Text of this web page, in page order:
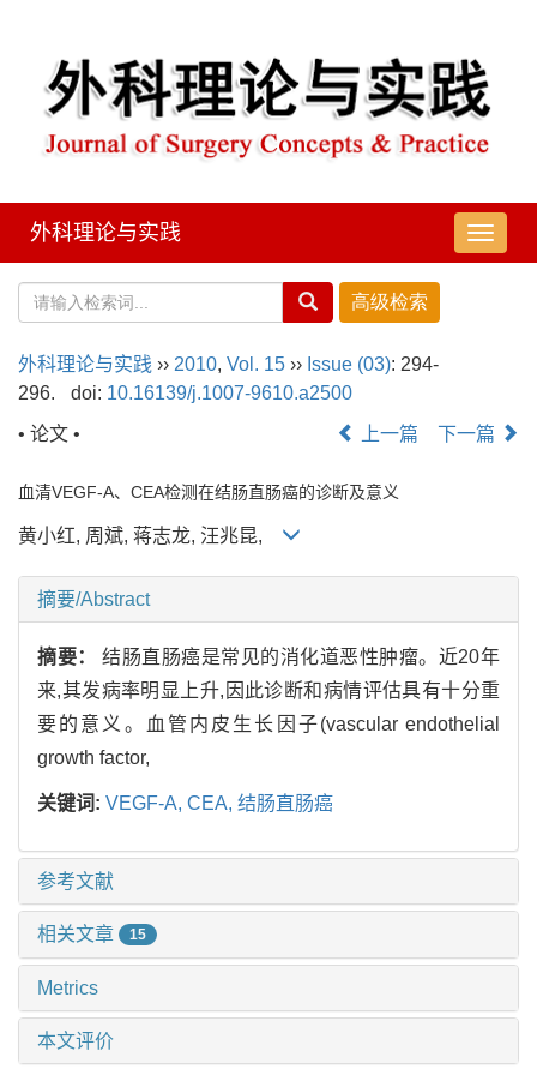
导
航
外科理论与实践
外科理论与实践 ›› 2010, Vol. 15 ›› Issue (03): 294-
296.
doi: 10.16139/j.1007-9610.a2500
• 论文 •
上一篇 下一篇
血清VEGF-A、CEA检测在结肠直肠癌的诊断及意义
黄小红, 周斌, 蒋志龙, 汪兆昆,
摘要/Abstract
摘要：结肠直肠癌是常见的消化道恶性肿瘤。近20年
来,其发病率明显上升,因此诊断和病情评估具有十分重
要的意义。血管内皮生长因子(vascular endothelial
growth factor,
关键词: VEGF-A, CEA, 结肠直肠癌
参考文献
相关文章 15
Metrics
本文评价